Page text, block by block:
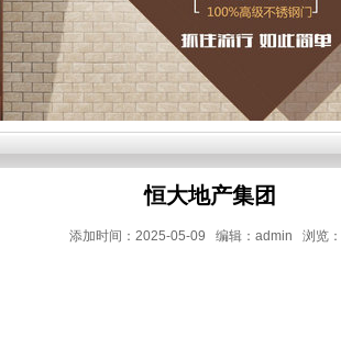
恒大地产集团
添加时间：2025-05-09 编辑：admin 浏览：